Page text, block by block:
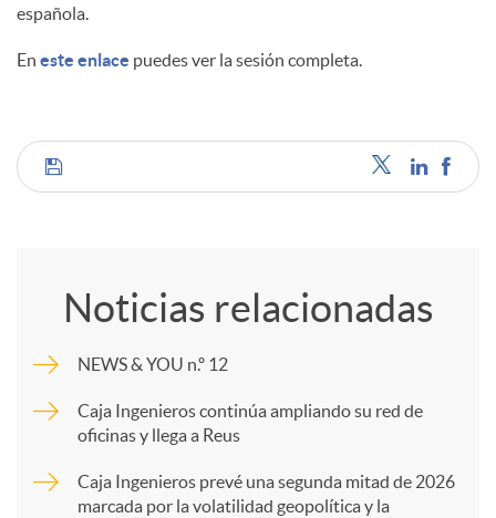
española.
En este enlace puedes ver la sesión completa.
C
p
a
Noticias relacionadas
NEWS & YOU n.º 12
Caja Ingenieros continúa ampliando su red de
oficinas y llega a Reus
Caja Ingenieros prevé una segunda mitad de 2026
marcada por la volatilidad geopolítica y la